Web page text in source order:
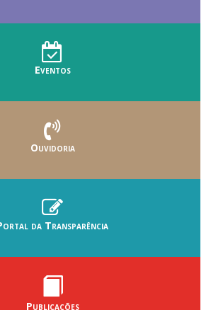
Eventos
Ouvidoria
da Transparência
Publicações